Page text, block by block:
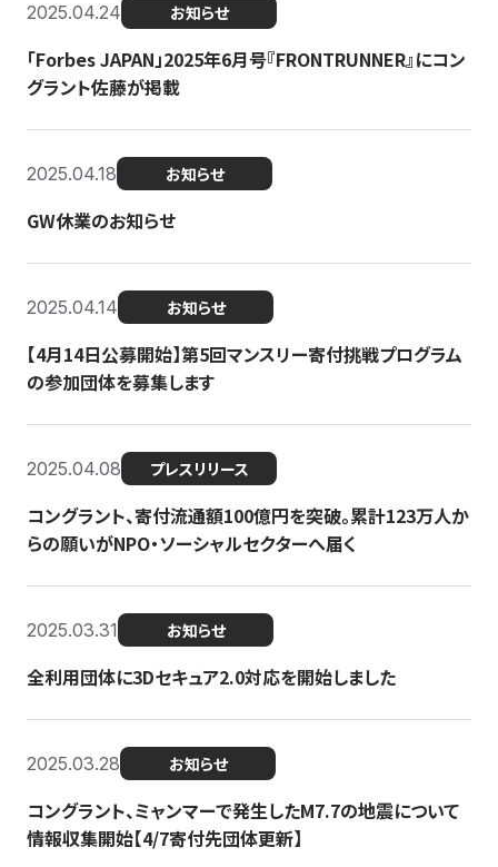
2025.04.24 お知らせ
「Forbes JAPAN」2025年6月号『FRONTRUNNER』にコン
グラント佐藤が掲載
2025.04.18 お知らせ
GW休業のお知らせ
2025.04.14 お知らせ
【4月14日公募開始】第5回マンスリー寄付挑戦プログラム
の参加団体を募集します
2025.04.08 プレスリリース
コングラント、寄付流通額100億円を突破。累計123万人か
らの願いがNPO・ソーシャルセクターへ届く
2025.03.31 お知らせ
全利用団体に3Dセキュア2.0対応を開始しました
2025.03.28 お知らせ
コングラント、ミャンマーで発生したM7.7の地震について
情報収集開始【4/7寄付先団体更新】